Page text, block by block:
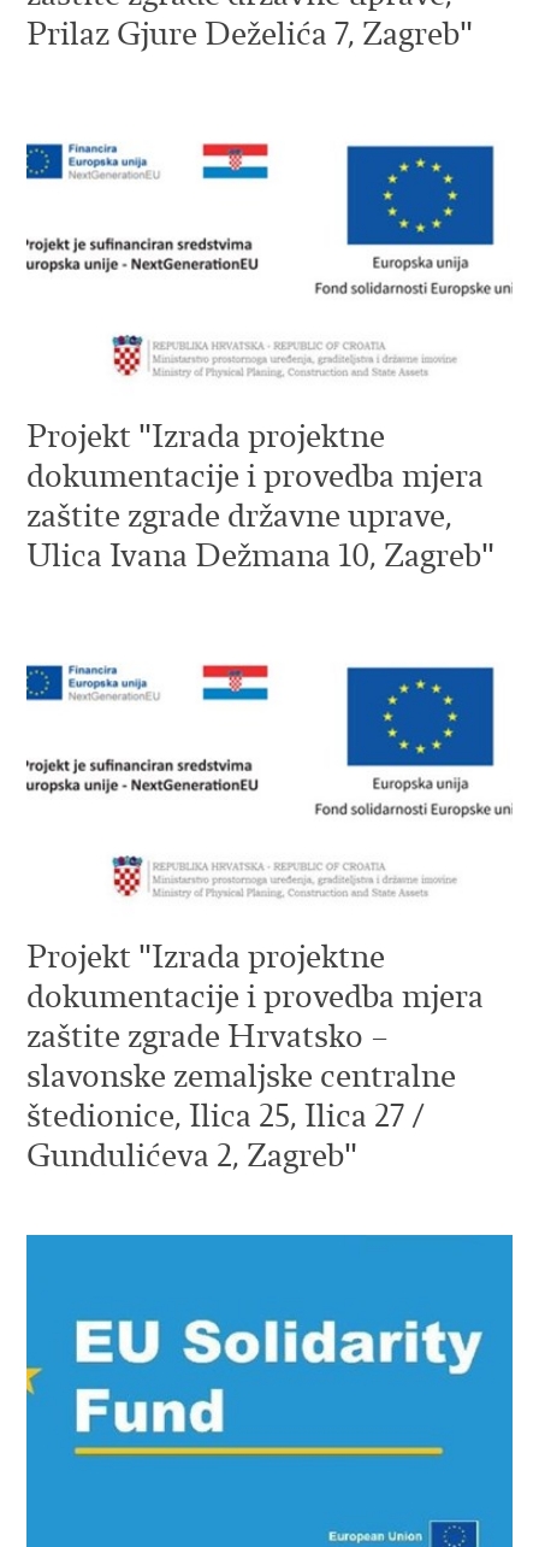
Prilaz Gjure Deželića 7, Zagreb"
Projekt "Izrada projektne
dokumentacije i provedba mjera
zaštite zgrade državne uprave,
Ulica Ivana Dežmana 10, Zagreb"
Projekt "Izrada projektne
dokumentacije i provedba mjera
zaštite zgrade Hrvatsko –
slavonske zemaljske centralne
štedionice, Ilica 25, Ilica 27 /
Gundulićeva 2, Zagreb"